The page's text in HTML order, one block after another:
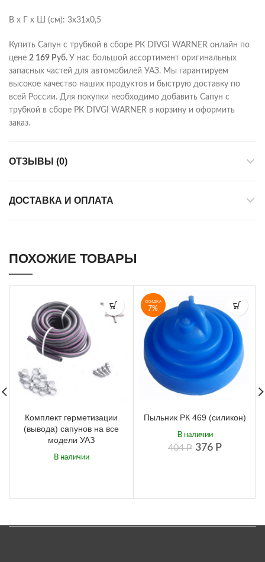
В х Г х Ш (см): 3х31х0,5
Купить Сапун с трубкой в сборе РК DIVGI WARNER онлайн по
цене 2 169 Руб. У нас большой ассортимент оригинальных
запасных частей для автомобилей УАЗ. Мы гарантируем
высокое качество наших продуктов и быструю доставку по
всей России. Для покупки необходимо добавить Сапун с
трубкой в сборе РК DIVGI WARNER в корзину и оформить
заказ.
ОТЗЫВЫ (0)
ДОСТАВКА И ОПЛАТА
ПОХОЖИЕ ТОВАРЫ
Комплект герметизации
(вывода) сапунов на все
модели УАЗ
В наличии
СКИДКА
7%
Пыльник РК 469 (силикон)
404Р 376 Р
В наличии